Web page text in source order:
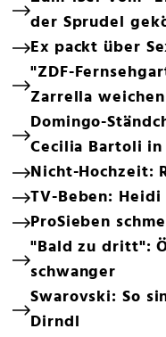
der Sprudel
Ex packt über
"ZDF-
Zarrella weichen
Domingo-
Cecilia Bartoli in
Nicht-Hochzeit:
TV-Beben:
ProSieben
"Bald zu dritt":
schwanger
Swarovski: So
Dirndl